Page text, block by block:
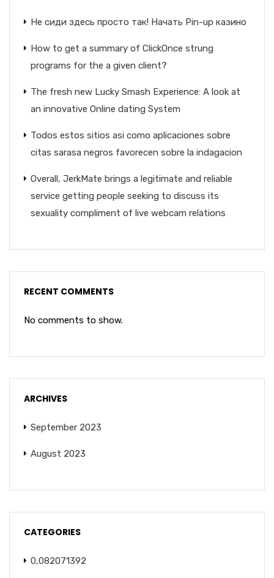
Не сиди здесь просто так! Начать Pin-up казино
How to get a summary of ClickOnce strung
programs for the a given client?
The fresh new Lucky Smash Experience: A look at
an innovative Online dating System
Todos estos sitios asi­ como aplicaciones sobre
citas sarasa negros favorecen sobre la indagacion
Overall, JerkMate brings a legitimate and reliable
service getting people seeking to discuss its
sexuality compliment of live webcam relations
RECENT COMMENTS
No comments to show.
ARCHIVES
September 2023
August 2023
CATEGORIES
0,082071392